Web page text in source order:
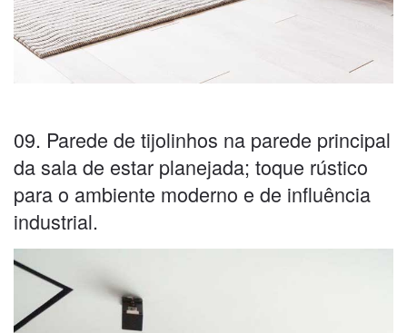
09. Parede de tijolinhos na parede principal
da sala de estar planejada; toque rústico
para o ambiente moderno e de influência
industrial.